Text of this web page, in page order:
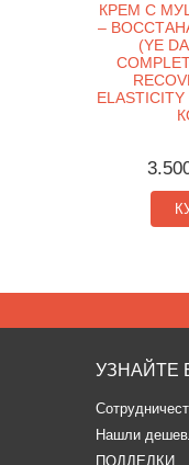
КРЕМ С
–
(YE
УЗНАЙТЕ
​Нашли
ПОДДЕЛКИ